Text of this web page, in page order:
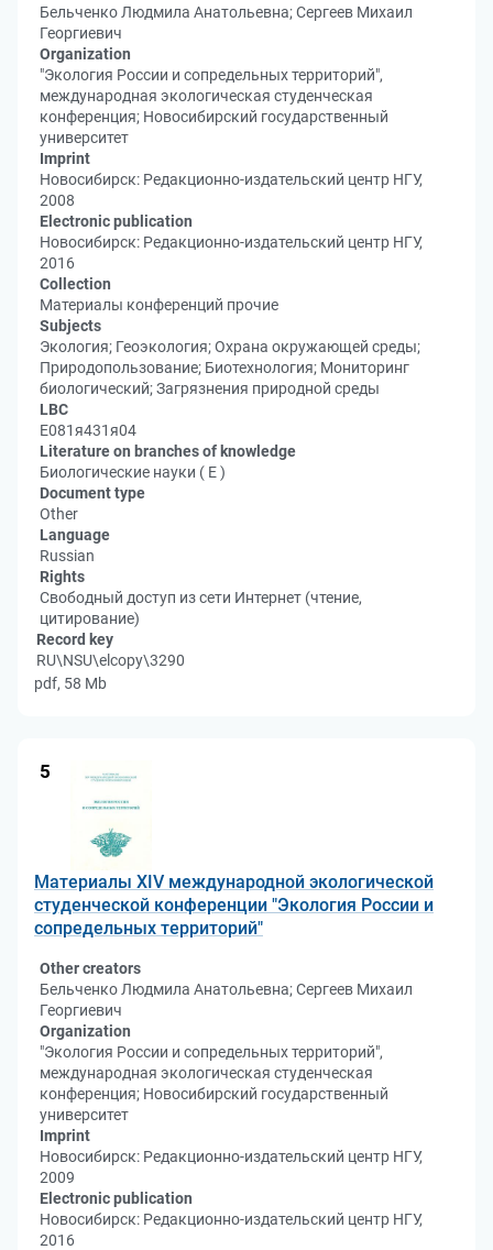
Бельченко Людмила Анатольевна; Сергеев Михаил
Георгиевич
Organization
"Экология России и сопредельных территорий",
международная экологическая студенческая
конференция; Новосибирский государственный
университет
Imprint
Новосибирск: Редакционно-издательский центр НГУ,
2008
Electronic publication
Новосибирск: Редакционно-издательский центр НГУ,
2016
Collection
Материалы конференций прочие
Subjects
Экология; Геоэкология; Охрана окружающей среды;
Природопользование; Биотехнология; Мониторинг
биологический; Загрязнения природной среды
LBC
Е081я431я04
Literature on branches of knowledge
Биологические науки ( Е )
Document type
Other
Language
Russian
Rights
Свободный доступ из сети Интернет (чтение,
цитирование)
Record key
RU\NSU\elcopy\3290
pdf, 58 Mb
5
Материалы XIV международной экологической
студенческой конференции "Экология России и
сопредельных территорий"
Other creators
Бельченко Людмила Анатольевна; Сергеев Михаил
Георгиевич
Organization
"Экология России и сопредельных территорий",
международная экологическая студенческая
конференция; Новосибирский государственный
университет
Imprint
Новосибирск: Редакционно-издательский центр НГУ,
2009
Electronic publication
Новосибирск: Редакционно-издательский центр НГУ,
2016